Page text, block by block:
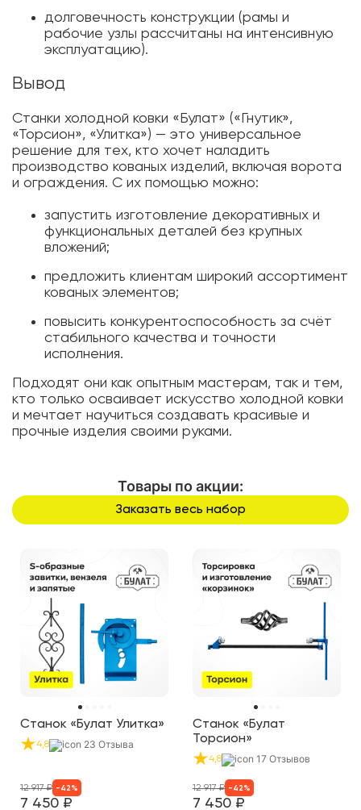
долговечность конструкции (рамы и
рабочие узлы рассчитаны на интенсивную
эксплуатацию).
Вывод
Станки холодной ковки «Булат» («Гнутик»,
«Торсион», «Улитка») — это универсальное
решение для тех, кто хочет наладить
производство кованых изделий, включая ворота
и ограждения. С их помощью можно:
запустить изготовление декоративных и
функциональных деталей без крупных
вложений;
предложить клиентам широкий ассортимент
кованых элементов;
повысить конкурентоспособность за счёт
стабильного качества и точности
исполнения.
Подходят они как опытным мастерам, так и тем,
кто только осваивает искусство холодной ковки
и мечтает научиться создавать красивые и
прочные изделия своими руками.
Товары по акции:
Заказать весь набор
Станок «Булат Улитка»
4,8 23 Отзыва
7 450 ₽
12 917₽ - 42 %
Станок «Булат
Торсион»
4,8 17 Отзывов
7 450 ₽
12 917₽ - 42 %